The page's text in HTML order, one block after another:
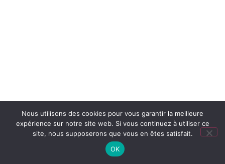
Nous utilisons des cookies pour vous garantir la meilleure
expérience sur notre site web. Si vous continuez à utiliser ce
site, nous supposerons que vous en êtes satisfait.
OK